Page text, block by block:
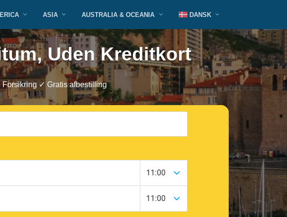
ASIA AUSTRALIA & OCEANIA DANSK
Uden Kreditkort
✓ Gratis afbestilling